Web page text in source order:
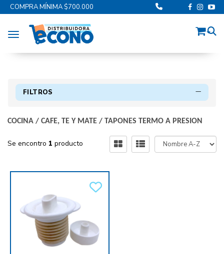
COMPRA MÍNIMA $700.000
Toggle navigation
FILTROS
COCINA / CAFE, TE Y MATE / TAPONES TERMO A PRESION
Se encontro 1 producto